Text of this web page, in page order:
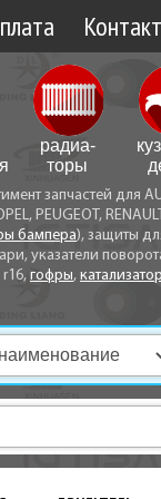
Вакансии
радиа­
торы
запчастей для
PEUGEOT,
бампера), защиты
указатели
r16, гофры,